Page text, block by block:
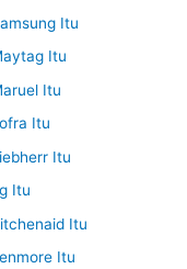
Itu
Itu
Itu
Itu
Itu
Itu
Itu
Itu